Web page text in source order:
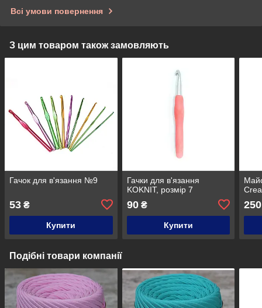
Всі умови повернення
З цим товаром також замовляють
Гачок для в'язання №9
53 ₴
Купити
Гачки для в'язання
KOKNIT, розмір 7
90₴
Купити
250
Подібні товари компанії